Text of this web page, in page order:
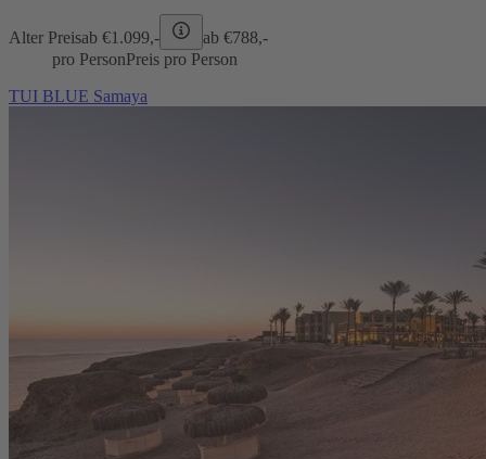
Alter Preisab €1.099,- ab €788,-
pro PersonPreis pro Person
TUI BLUE Samaya